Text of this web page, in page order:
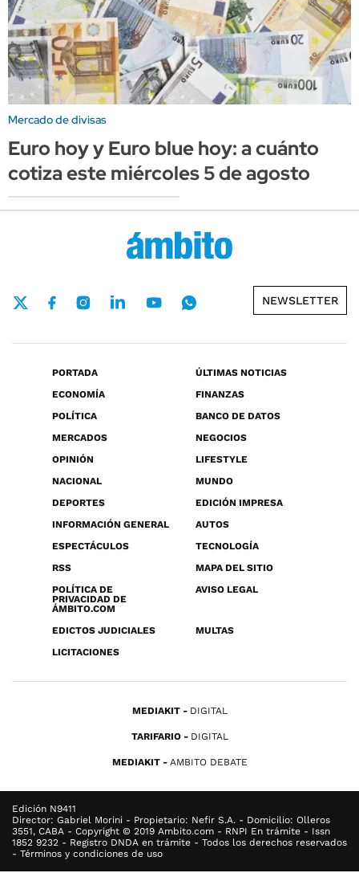
Mercado de divisas
Euro hoy y Euro blue hoy: a cuánto
cotiza este miércoles 5 de agosto
NEWSLETTER
PORTADA
ÚLTIMAS NOTICIAS
ECONOMÍA
FINANZAS
POLÍTICA
BANCO DE DATOS
MERCADOS
NEGOCIOS
OPINIÓN
LIFESTYLE
NACIONAL
MUNDO
DEPORTES
EDICIÓN IMPRESA
INFORMACIÓN GENERAL
AUTOS
ESPECTÁCULOS
TECNOLOGÍA
RSS
MAPA DEL SITIO
POLÍTICA DE
PRIVACIDAD DE
ÁMBITO.COM
AVISO LEGAL
EDICTOS JUDICIALES
MULTAS
LICITACIONES
MEDIAKIT DIGITAL
TARIFARIO DIGITAL
MEDIAKIT AMBITO DEBATE
Edición N9411
Director: Gabriel Morini - Propietario: Nefir S.A. - Domicilio: Olleros
3551, CABA - Copyright © 2019 Ambito.com - RNPI En trámite - Issn
1852 9232 - Registro DNDA en trámite - Todos los derechos reservados
- Términos y condiciones de uso